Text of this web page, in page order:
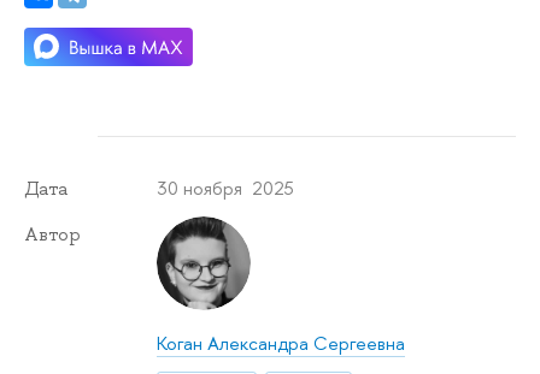
Дата 30 ноября 2025
Автор
Коган Александра Сергеевна